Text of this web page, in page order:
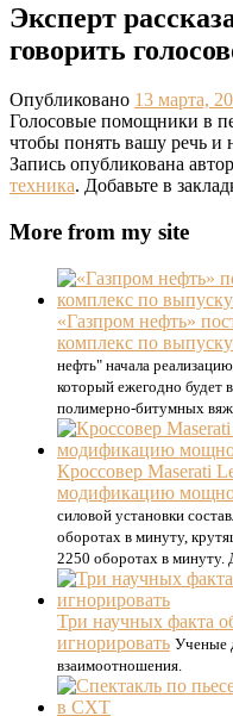
Эксперт
говорить
Опубликовано 13 марта,
Голосовые помощники в
чтобы понять вашу речь и
Запись опубликована
техника. Добавьте в
More from my site
«Газпром нефть»
комплекс по
нефть" начала
который ежегодно будет
полимерно-битумных
Кроссовер Maserati
модификацию
силовой установки
оборотах в минуту,
2250 оборотах в
Три научных факта
игнорировать Ученые
взаимоотношения.